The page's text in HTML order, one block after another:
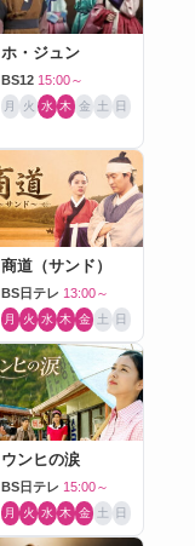
ホ・ジュン
BS12 15:00～
月 火 水 木 金 土 日
商道（サンド）
BS日テレ 13:00～
月 火 水 木 金 土 日
ウンヒの涙
BS日テレ 15:00～
月 火 水 木 金 土 日